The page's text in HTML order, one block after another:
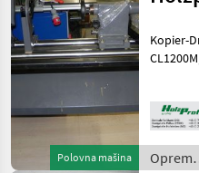
Polovna mašina
Kopier-
CL1200M, guter
1, 1 kW, , 1200 mm
Tischweite,